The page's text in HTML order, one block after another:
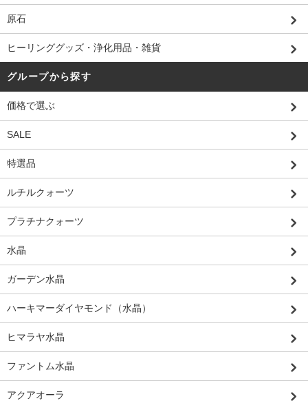
原石
ヒーリンググッズ・浄化用品・雑貨
グループから探す
価格で選ぶ
SALE
特選品
ルチルクォーツ
プラチナクォーツ
水晶
ガーデン水晶
ハーキマーダイヤモンド（水晶）
ヒマラヤ水晶
ファントム水晶
アクアオーラ